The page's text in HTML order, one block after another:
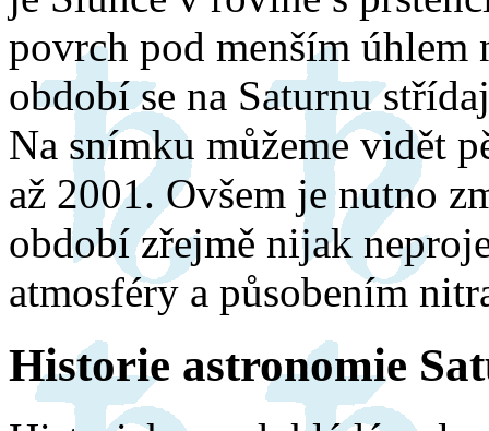
povrch pod menším úhlem
období se na Saturnu
Na snímku můžeme vidět
až 2001. Ovšem je nutno
období zřejmě nijak
atmosféry a působením
Historie astronomie